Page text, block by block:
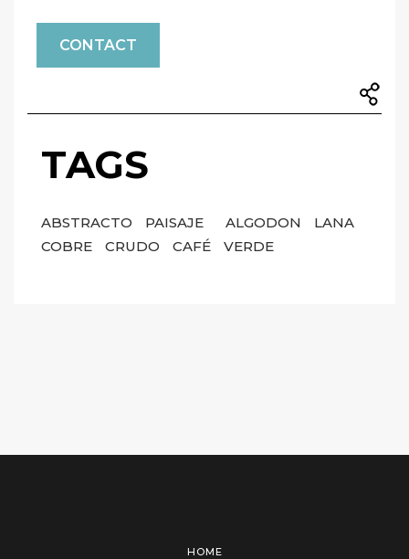
CONTACT
TAGS
ABSTRACTO PAISAJE ALGODON
LANA
COBRE
CRUDO CAFÉ VERDE
HOME